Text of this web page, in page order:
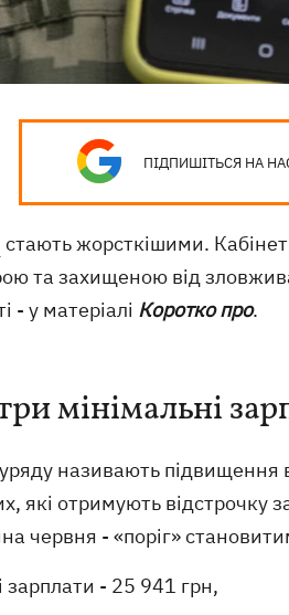
ПІДПИШІТЬСЯ НА
стають жорсткішими.
та захищеною від
- у матеріалі Коротко про.
мінімальні
називають підвищення
які отримують
червня - «поріг»
зарплати - 25 941 грн,